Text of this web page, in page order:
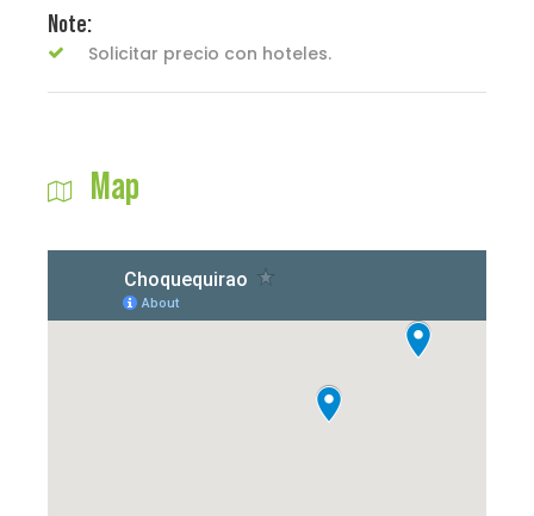
Note:
Solicitar precio con hoteles.
Map